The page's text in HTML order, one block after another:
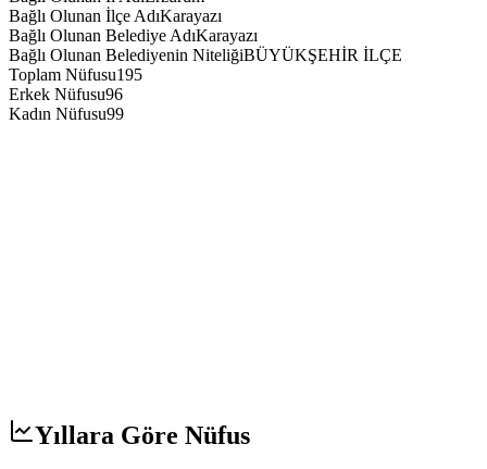
Bağlı Olunan İlçe AdıKarayazı
Bağlı Olunan Belediye AdıKarayazı
Bağlı Olunan Belediyenin NiteliğiBÜYÜKŞEHİR İLÇE
Toplam Nüfusu195
Erkek Nüfusu96
Kadın Nüfusu99
Yıllara Göre Nüfus